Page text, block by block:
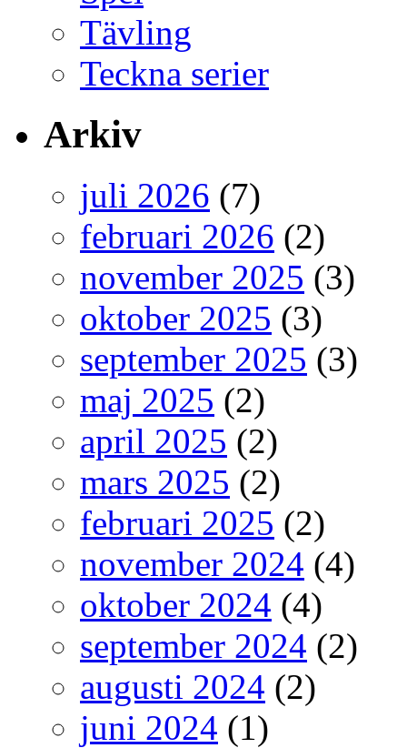
Tävling
Teckna serier
Arkiv
juli 2026 (7)
februari 2026 (2)
november 2025 (3)
oktober 2025 (3)
september 2025 (3)
maj 2025 (2)
april 2025 (2)
mars 2025 (2)
februari 2025 (2)
november 2024 (4)
oktober 2024 (4)
september 2024 (2)
augusti 2024 (2)
juni 2024 (1)